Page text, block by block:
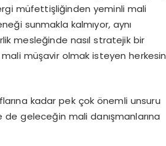
müfettişliğinden yeminli mali
sunmakla kalmıyor, aynı
mesleğinde nasıl stratejik bir
müşavir olmak isteyen herkesin
kadar pek çok önemli unsuru
de geleceğin mali danışmanlarına